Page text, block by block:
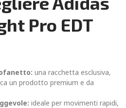
Pro EDT
una racchetta esclusiva,
un prodotto premium e da
ideale per movimenti rapidi,